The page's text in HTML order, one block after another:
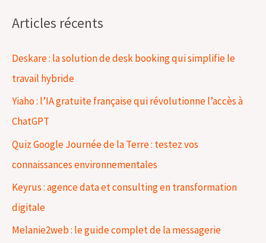
h
r
c
h
e
r
:
Articles récents
Deskare : la solution de desk booking qui simplifie le
travail hybride
Yiaho : l’IA gratuite française qui révolutionne l’accès à
ChatGPT
Quiz Google Journée de la Terre : testez vos
connaissances environnementales
Keyrus : agence data et consulting en transformation
digitale
Melanie2web : le guide complet de la messagerie